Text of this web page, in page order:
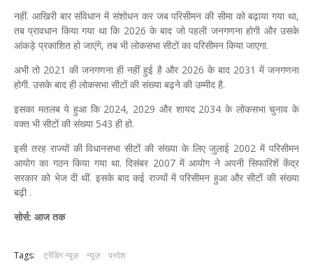
नहीं. आखिरी बार संविधान में संशोधन कर जब परिसीमन की सीमा को बढ़ाया गया था,
तब प्रावधान किया गया था कि 2026 के बाद जो पहली जनगणना होगी और उसके
आंकड़े प्रकाशित हो जाएंगे, तब भी लोकसभा सीटों का परिसीमन किया जाएगा.
अभी तो 2021 की जनगणना ही नहीं हुई है और 2026 के बाद 2031 में जनगणना
होगी. उसके बाद ही लोकसभा सीटों की संख्या बढ़ने की उम्मीद है.
इसका मतलब ये हुआ कि 2024, 2029 और शायद 2034 के लोकसभा चुनाव के
वक्त भी सीटों की संख्या 543 ही हो.
इसी तरह राज्यों की विधानसभा सीटों की संख्या के लिए जुलाई 2002 में परिसीमन
आयोग का गठन किया गया था. दिसंबर 2007 में आयोग ने अपनी सिफारिशें केंद्र
सरकार को भेज दी थीं. इसके बाद कई राज्यों में परिसीमन हुआ और सीटों की संख्या
बढ़ी .
सोर्स: आज तक
Tags: ट्रेंडिंग न्यूज़ न्यूज़ प्रदेश